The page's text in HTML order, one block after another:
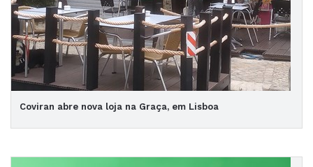
Coviran abre nova loja na Graça, em Lisboa